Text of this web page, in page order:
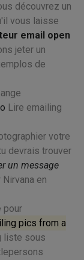
découvrez un
vous laisse
email open
jeter un
de
Lire emailing
votre
devrais trouver
un message
en
pour
pics from a
liste sous